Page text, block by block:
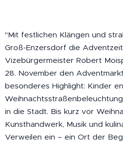
"Mit festlichen Klängen und
Groß-Enzersdorf die
Vizebürgermeister Robert
28. November den
besonderes Highlight: Kinder
in die Stadt. Bis kurz vor
Kunsthandwerk, Musik und
Verweilen ein – ein Ort der